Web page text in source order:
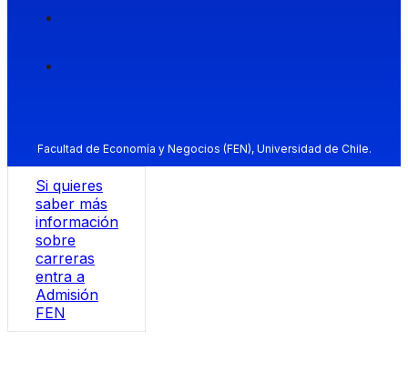
Facultad de Economía y Negocios (FEN), Universidad de Chile.
Si quieres
saber más
información
sobre
carreras
entra a
Admisión
FEN